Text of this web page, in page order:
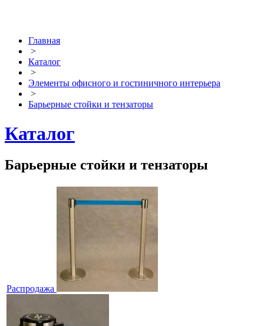
Главная
>
Каталог
>
Элементы офисного и гостиничного интерьера
>
Барьерные стойки и тензаторы
Каталог
Барьерные стойки и тензаторы
Распродажа